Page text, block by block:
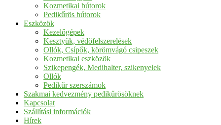
Kozmetikai bútorok
Pedikűrös bútorok
Eszközök
Kezelőgépek
Kesztyűk, védőfelszerelések
Ollók, Csípők, körömvágó csipeszek
Kozmetikai eszközök
Szikepengék, Medihalter, szikenyelek
Ollók
Pedikűr szerszámok
Szakmai kedvezmény pedikűrösöknek
Kapcsolat
Szállítási információk
Hírek